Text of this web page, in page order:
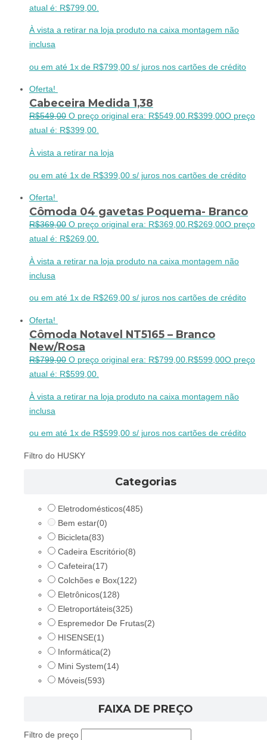
atual é: R$799,00.
À vista a retirar na loja produto na caixa montagem não
inclusa
ou em até 1x de R$799,00 s/ juros nos cartões de crédito
Oferta!
Cabeceira Medida 1,38
R$549,00 O preço original era: R$549,00. R$399,00O preço
atual é: R$399,00.
À vista a retirar na loja
ou em até 1x de R$399,00 s/ juros nos cartões de crédito
Oferta!
Cômoda 04 gavetas Poquema- Branco
R$369,00 O preço original era: R$369,00. R$269,00O preço
atual é: R$269,00.
À vista a retirar na loja produto na caixa montagem não
inclusa
ou em até 1x de R$269,00 s/ juros nos cartões de crédito
Oferta!
Cômoda Notavel NT5165 – Branco
New/Rosa
R$799,00 O preço original era: R$799,00. R$599,00O preço
atual é: R$599,00.
À vista a retirar na loja produto na caixa montagem não
inclusa
ou em até 1x de R$599,00 s/ juros nos cartões de crédito
Filtro do HUSKY
Categorias
Eletrodomésticos(485)
Bem estar(0)
Bicicleta(83)
Cadeira Escritório(8)
Cafeteira(17)
Colchões e Box(122)
Eletrônicos(128)
Eletroportáteis(325)
Espremedor De Frutas(2)
HISENSE(1)
Informática(2)
Mini System(14)
Móveis(593)
FAIXA DE PREÇO
Filtro de preço